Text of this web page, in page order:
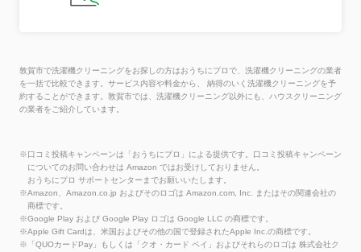
敦賀市で洗濯機クリーニングをお探しの方はおうちにプロで、洗濯機クリーニングの業者
を一括で比較できます。サービス内容や料金から、 納得のいく洗濯機クリーニングを予
約することができます。敦賀市では、洗濯機クリーニング以外にも、ハウスクリーニング
の業者をご紹介しています。
※口コミ投稿キャンペーンは「おうちにプロ」による提供です。口コミ投稿キャンペーン
についてのお問い合わせは Amazon ではお受けしておりません。
おうちにプロ サポートセンターまでお願いいたします。
※Amazon、Amazon.co.jp およびそのロゴは Amazon.com, Inc. またはその関連会社の
商標です。
※Google Play および Google Play ロゴは Google LLC の商標です。
※Apple Gift Cardは、米国およびその他の国で登録されたApple Inc.の商標です。
※「QUOカードPay」もしくは「クオ・カード ペイ」およびそれらのロゴは 株式会社ク